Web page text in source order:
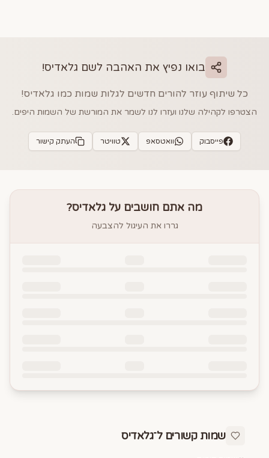
בואו נפיץ את האהבה לשם גלאדיס!
כל שיתוף עוזר להורים חדשים לגלות שמות כמו גלאדיס!
הצטרפו לקהילה שלנו ועזרו לנו לשמר את המורשת של השמות היפים.
פייסבוק וואטסאפ טוויטר העתק קישור
מה אתם חושבים על גלאדיס?
גררו את העיגול להצבעה
שמות קשורים ל־גלאדיס